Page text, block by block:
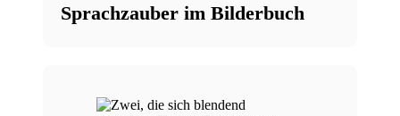
Sprachzauber im Bilderbuch